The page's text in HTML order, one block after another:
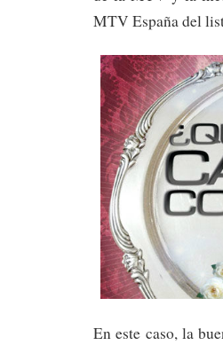
MTV España del
En este caso, la